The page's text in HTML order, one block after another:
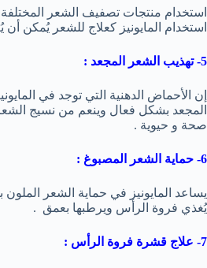
استخدام منتجات تصفيف الشعر
استخدام المايونيز كعلاج للشعر يُمكن
5- تهذيب الشعر المجعد :
إن الأحماض الدهنية التي توجد في
المجعد بشكل فعال وينعم من نسيج الشعر
صحة و حيوية .
6- حماية الشعر المصبوغ :
يساعد المايونيز في حماية الشعر
يُغذي فروة الرأس ويرطبها بعمق .
7- علاج قشرة فروة الرأس :